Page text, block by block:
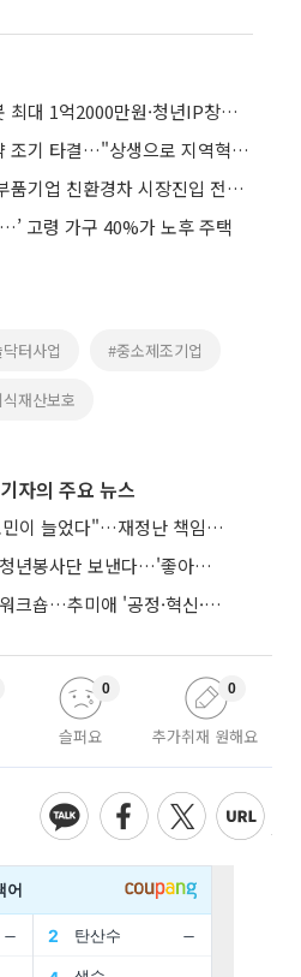
경기테크노파크, 제조로봇 최대 1억2000만원·청년IP창업교육 동시 모집
경기테크노파크, 노사협약 조기 타결…"상생으로 지역혁신 선도"
경기테크노파크, 내연차 부품기업 친환경차 시장진입 전면 지원…7개사 선발
고령 가구 40%가 노후 주택
터사업 #중소제조기업
재산보호
자의 주요 뉴스
추미애 "복지가 아니라 도민이 늘었다"…재정난 책임론 정면돌파
이상일 시장, 다낭에 용인청년봉사단 보낸다…'좋아용 거리' 만든다
경기신보, 남양주본점 첫 워크숍…추미애 '공정·혁신·포용' 전면 반영
슬퍼요
0
추가취재 원해요
0